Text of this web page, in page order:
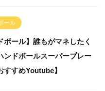
ール
ボール】誰もがマネしたく
ンドボールスーパープレー
すすめYoutube】